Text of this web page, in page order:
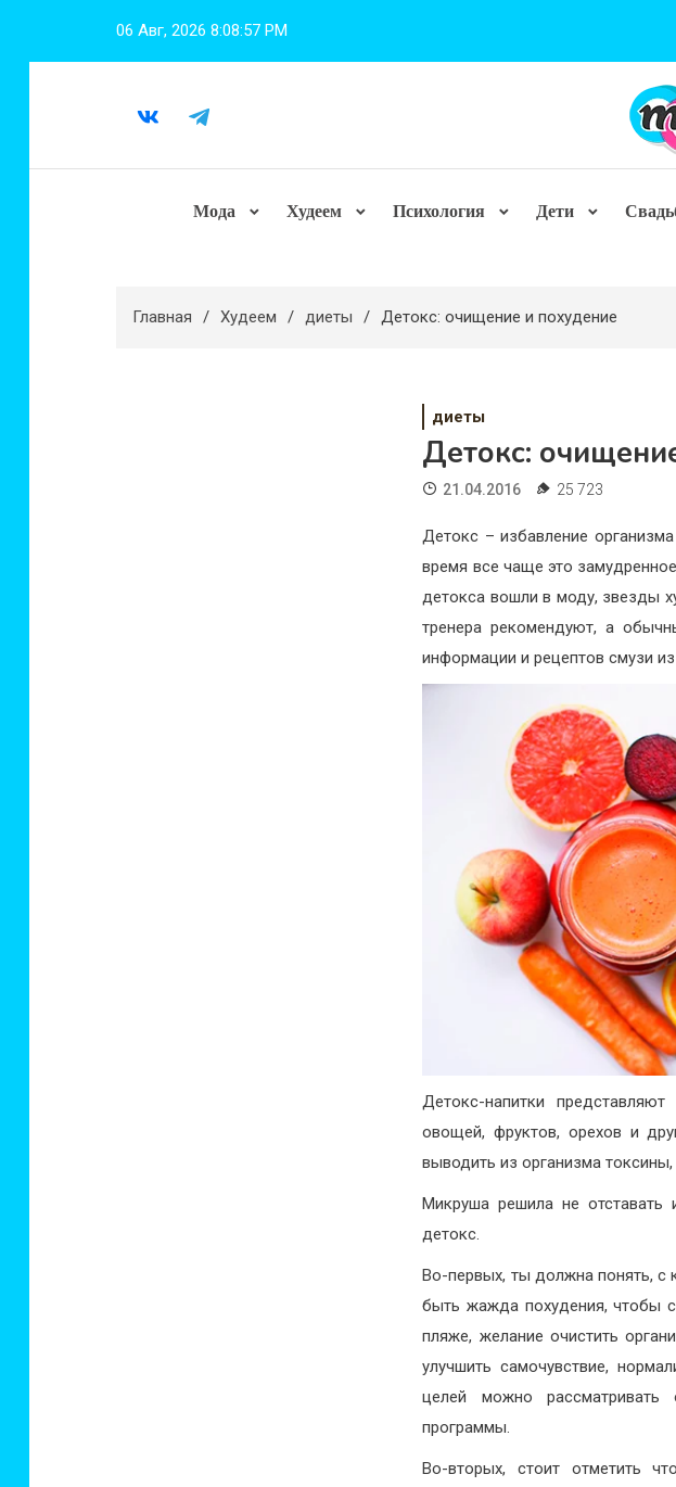
06 Авг, 2026 8:08:58 PM
Мода Худеем Психология Дети
Главная Худеем диеты Детокс: очищение и похудение
диеты
Детокс:
21.04.2016 25 723
Детокс – избавление
время все чаще это
детокса вошли в моду, звезды
тренера рекомендуют, а
информации и рецептов смузи
Детокс-напитки
овощей, фруктов, орехов и
выводить из организма
Микруша решила не
детокс.
Во-первых, ты должна понять, с
быть жажда похудения, чтобы
пляже, желание очистить
улучшить самочувствие,
целей можно рассматривать
программы.
Во-вторых, стоит отметить